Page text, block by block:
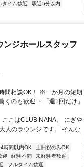
タイム歓迎
駅近5分以内
ンジホールスタッフ
間相談OK！ ※一か月の短期
のも歓迎 ・「週1回だけ」
こはCLUB NANA。 にぎや
人のラウンジです。 そんな
時間以内OK
土日祝のみOK
迎 経験不問
未経験者歓迎
フルタイム歓迎